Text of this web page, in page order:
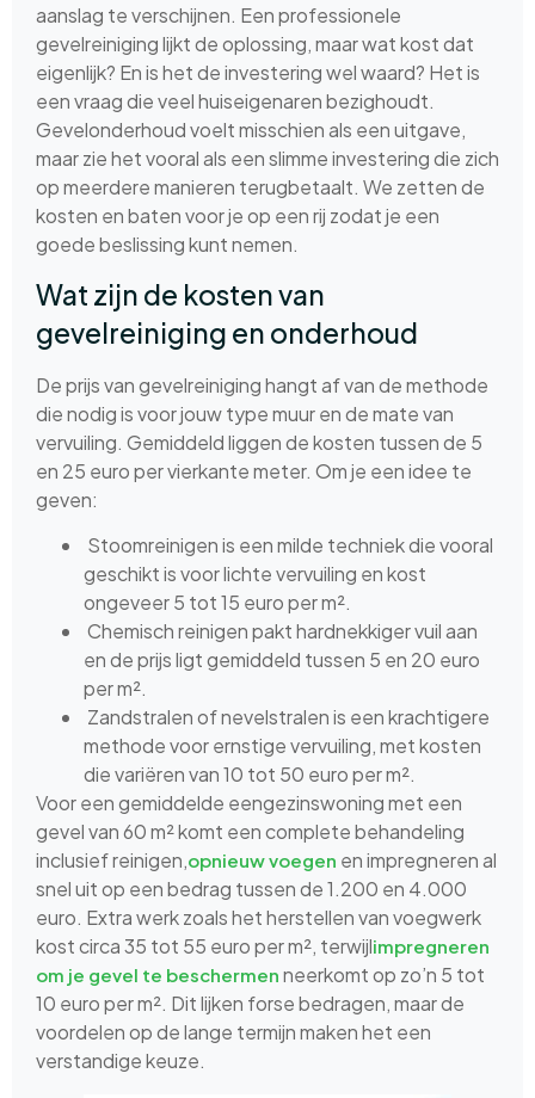
aanslag te verschijnen. Een professionele
gevelreiniging lijkt de oplossing, maar wat kost dat
eigenlijk? En is het de investering wel waard? Het is
een vraag die veel huiseigenaren bezighoudt.
Gevelonderhoud voelt misschien als een uitgave,
maar zie het vooral als een slimme investering die zich
op meerdere manieren terugbetaalt. We zetten de
kosten en baten voor je op een rij zodat je een
goede beslissing kunt nemen.
Wat zijn de kosten van
gevelreiniging en onderhoud
De prijs van gevelreiniging hangt af van de methode
die nodig is voor jouw type muur en de mate van
vervuiling. Gemiddeld liggen de kosten tussen de 5
en 25 euro per vierkante meter. Om je een idee te
geven:
Stoomreinigen is een milde techniek die vooral
geschikt is voor lichte vervuiling en kost
ongeveer 5 tot 15 euro per m².
Chemisch reinigen pakt hardnekkiger vuil aan
en de prijs ligt gemiddeld tussen 5 en 20 euro
per m².
Zandstralen of nevelstralen is een krachtigere
methode voor ernstige vervuiling, met kosten
die variëren van 10 tot 50 euro per m².
Voor een gemiddelde eengezinswoning met een
gevel van 60 m² komt een complete behandeling
inclusief reinigen,opnieuw voegen en impregneren al
snel uit op een bedrag tussen de 1.200 en 4.000
euro. Extra werk zoals het herstellen van voegwerk
kost circa 35 tot 55 euro per m², terwijlimpregneren
om je gevel te beschermen neerkomt op zo’n 5 tot
10 euro per m². Dit lijken forse bedragen, maar de
voordelen op de lange termijn maken het een
verstandige keuze.